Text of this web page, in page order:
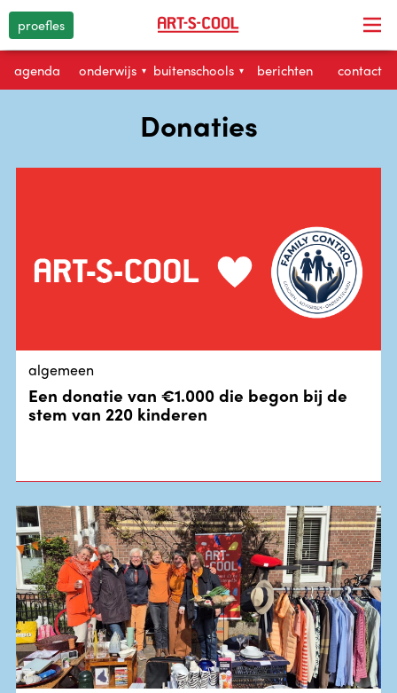
proefles
agenda onderwijs ▾ buitenschools ▾ berichten contact
Donaties
algemeen
Een donatie van €1.000 die begon bij de
stem van 220 kinderen